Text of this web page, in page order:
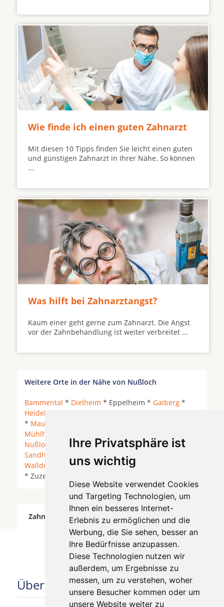
Ihre Privatsphäre ist
uns wichtig
Diese Website verwendet Cookies
und Targeting Technologien, um
Ihnen ein besseres Internet-
Erlebnis zu ermöglichen und die
Werbung, die Sie sehen, besser an
Ihre Bedürfnisse anzupassen.
Diese Technologien nutzen wir
außerdem, um Ergebnisse zu
messen, um zu verstehen, woher
unsere Besucher kommen oder um
unsere Website weiter zu
Wie finde ich einen guten Zahnarzt
Mit diesen 10 Tipps finden Sie leicht einen guten
und günstigen Zahnarzt in Ihrer Nähe. So können
...
Was hilft bei Zahnarztangst?
Kaum einer geht gerne zum Zahnarzt. Die Angst
vor der Zahnbehandlung ist weiter verbreitet ...
Weitere Orte in der Nähe von Nußloch
Bammental * Dielheim * Eppelheim * Gaiberg *
Heidelberg
* Mauer
Mühlhausen (Kraichgau)
Nußloch
* Oftersheim * Plankstadt *Rauenberg
Sandhausen
* Sankt Leon-Rot *
Walldorf (Baden) * Wiesenbach (Baden) *
* Zuzenhausen *
Zahnärzte für Zahnimplantete in Nußloch wurde
am 06 August 2026 aktualisiert.
Über uns